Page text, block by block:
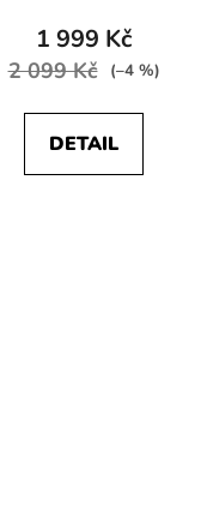
1 999 Kč
2 099 Kč (–4 %)
DETAIL